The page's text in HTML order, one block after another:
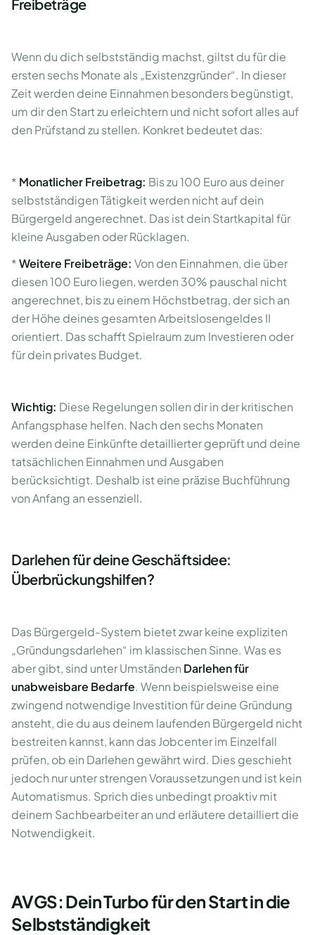
Freibeträge
Wenn du dich selbstständig machst, giltst du für die
ersten sechs Monate als „Existenzgründer“. In dieser
Zeit werden deine Einnahmen besonders begünstigt,
um dir den Start zu erleichtern und nicht sofort alles auf
den Prüfstand zu stellen. Konkret bedeutet das:
* Monatlicher Freibetrag: Bis zu 100 Euro aus deiner
selbstständigen Tätigkeit werden nicht auf dein
Bürgergeld angerechnet. Das ist dein Startkapital für
kleine Ausgaben oder Rücklagen.
*Weitere Freibeträge: Von den Einnahmen, die über
diesen 100 Euro liegen, werden 30% pauschal nicht
angerechnet, bis zu einem Höchstbetrag, der sich an
der Höhe deines gesamten Arbeitslosengeldes II
orientiert. Das schafft Spielraum zum Investieren oder
für dein privates Budget.
Wichtig: Diese Regelungen sollen dir in der kritischen
Anfangsphase helfen. Nach den sechs Monaten
werden deine Einkünfte detaillierter geprüft und deine
tatsächlichen Einnahmen und Ausgaben
berücksichtigt. Deshalb ist eine präzise Buchführung
von Anfang an essenziell.
Darlehen für deine Geschäftsidee:
Überbrückungshilfen?
Das Bürgergeld-System bietet zwar keine expliziten
„Gründungsdarlehen“ im klassischen Sinne. Was es
aber gibt, sind unter Umständen Darlehen für
unabweisbare Bedarfe. Wenn beispielsweise eine
zwingend notwendige Investition für deine Gründung
ansteht, die du aus deinem laufenden Bürgergeld nicht
bestreiten kannst, kann das Jobcenter im Einzelfall
prüfen, ob ein Darlehen gewährt wird. Dies geschieht
jedoch nur unter strengen Voraussetzungen und ist kein
Automatismus. Sprich dies unbedingt proaktiv mit
deinem Sachbearbeiter an und erläutere detailliert die
Notwendigkeit.
AVGS: Dein Turbo für den Start in die
Selbstständigkeit